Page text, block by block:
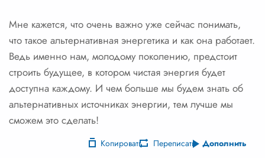
Мне кажется, что очень важно уже сейчас понимать,
что такое альтернативная энергетика и как она работает.
Ведь именно нам, молодому поколению, предстоит
строить будущее, в котором чистая энергия будет
доступна каждому. И чем больше мы будем знать об
альтернативных источниках энергии, тем лучше мы
сможем это сделать!
Копировать Переписать Дополнить